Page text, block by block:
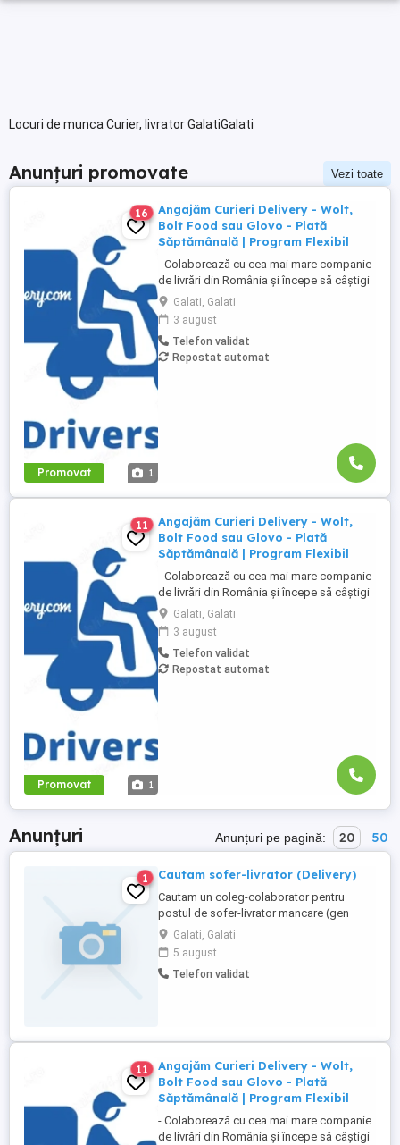
Locuri de munca Curier, livrator GalatiGalati
Anunțuri promovate Vezi toate
Promovat 1
16
Angajăm Curieri Delivery - Wolt,
Bolt Food sau Glovo - Plată
Săptămânală | Program Flexibil
- Colaborează cu cea mai mare companie
de livrări din România și începe să câștigi
rapid! - Cerințe: Minim 18 ani Mijloc de
transport propriu (mașină, scuter,
motocicletă sau bicicletă) Telefon mobil
cu acces la internet - Ce oferim: Plată
săptămânală, fără întârzieri Bonusuri
Galati, Galati
3 august
Telefon validat
Repostat automat
Promovat 1
11
Angajăm Curieri Delivery - Wolt,
Bolt Food sau Glovo - Plată
Săptămânală | Program Flexibil
- Colaborează cu cea mai mare companie
de livrări din România și începe să câștigi
rapid! - Cerințe: Minim 18 ani Mijloc de
transport propriu (mașină, scuter,
motocicletă sau bicicletă) Telefon mobil
cu acces la internet - Ce oferim: Plată
săptămânală, fără întârzieri Bonusuri
Galati, Galati
3 august
Telefon validat
Repostat automat
Anunțuri Anunțuri pe pagină: 20 50
1 Cautam sofer-livrator (Delivery)
Cautam un coleg-colaborator pentru
postul de sofer-livrator mancare (gen
glovo wolt). Experienta si masina
personala reprezinta un avantaj. Pentru
mai multe detalii, va rog frumos contactati
numarul de telefon din anunt Posturi
Galati, Galati
5 august
Telefon validat
11
Angajăm Curieri Delivery - Wolt,
Bolt Food sau Glovo - Plată
Săptămânală | Program Flexibil
- Colaborează cu cea mai mare companie
de livrări din România și începe să câștigi